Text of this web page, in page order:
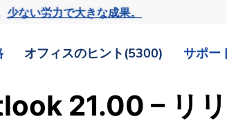
少ない労力で大きな成果。
オフィスのヒント(5300) サポー
21.00 – リ